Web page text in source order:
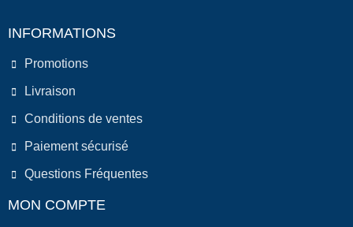
INFORMATIONS
Promotions
Livraison
Conditions de ventes
Paiement sécurisé
Questions Fréquentes
MON COMPTE